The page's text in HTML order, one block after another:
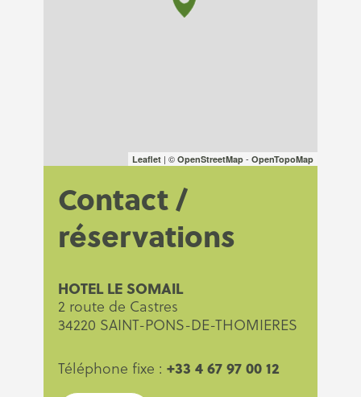
Leaflet | © OpenStreetMap - OpenTopoMap
Contact /
réservations
HOTEL LE SOMAIL
2 route de Castres
34220 SAINT-PONS-DE-THOMIERES
Téléphone fixe : +33 4 67 97 00 12